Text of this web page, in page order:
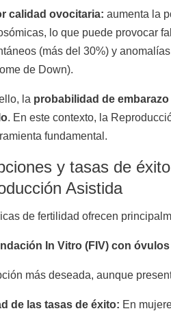
calidad ovocitaria: aumenta la
lo que puede provocar
(más del 30%) y
de Down).
la probabilidad de embarazo
. En este contexto, la
fundamental.
y tasas de
Asistida
de fertilidad ofrecen
In Vitro (FIV) con
más deseada, aunque
de las tasas de éxito: En